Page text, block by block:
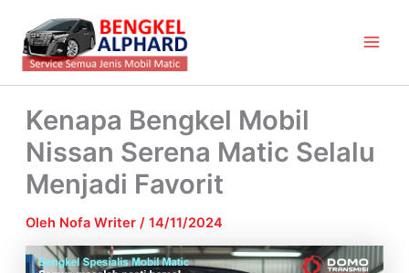
konten
Kenapa Bengkel Mobil
Nissan Serena Matic Selalu
Menjadi Favorit
Oleh Nofa Writer / 14/11/2024